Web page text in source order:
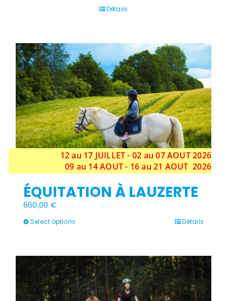
Détails
12 au 17 JUILLET - 02 au 07 AOUT 2026
09 au 14 AOUT - 16 au 21 AOUT 2026
ÉQUITATION À LAUZERTE
660,00 €
Select options
variations.
Les
options
peuvent
être
Détails